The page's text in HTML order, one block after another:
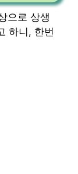
으로 상생
하니, 한번